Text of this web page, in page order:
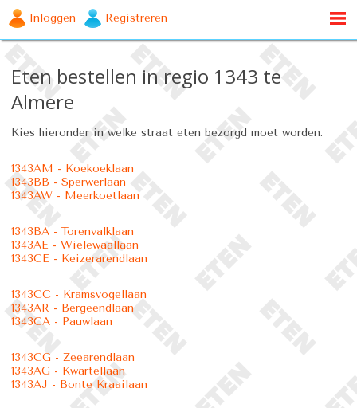
Inloggen Registreren
Eten bestellen in regio 1343 te
Almere
Kies hieronder in welke straat eten bezorgd moet worden.
1343AM - Koekoeklaan
1343BB - Sperwerlaan
1343AW - Meerkoetlaan
1343BA - Torenvalklaan
1343AE - Wielewaallaan
1343CE - Keizerarendlaan
1343CC - Kramsvogellaan
1343AR - Bergeendlaan
1343CA - Pauwlaan
1343CG - Zeearendlaan
1343AG - Kwartellaan
1343AJ - Bonte Kraailaan